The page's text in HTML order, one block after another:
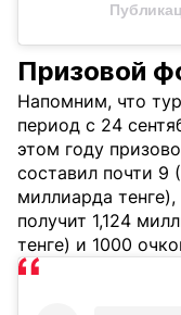
Призовой
Напомним, что
период с 24
этом году
составил почти 9
миллиарда
получит 1,124
тенге) и 1000